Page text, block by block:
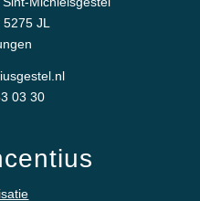
JL
03 30